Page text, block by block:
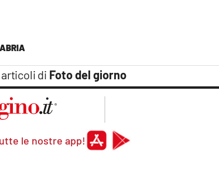
Vai
di Foto del giorno
le nostre app!